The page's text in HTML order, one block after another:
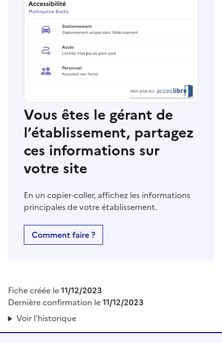
Vous êtes le gérant de
l’établissement, partagez
ces informations sur
votre site
En un copier-coller, affichez les informations
principales de votre établissement.
Comment faire ?
Fiche créée le11/12/2023
Dernière confirmation le11/12/2023
Voir l'historique